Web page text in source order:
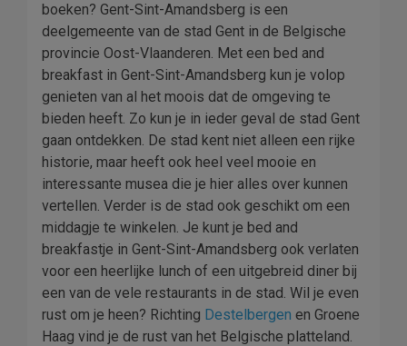
boeken? Gent-Sint-Amandsberg is een
deelgemeente van de stad Gent in de Belgische
provincie Oost-Vlaanderen. Met een bed and
breakfast in Gent-Sint-Amandsberg kun je volop
genieten van al het moois dat de omgeving te
bieden heeft. Zo kun je in ieder geval de stad Gent
gaan ontdekken. De stad kent niet alleen een rijke
historie, maar heeft ook heel veel mooie en
interessante musea die je hier alles over kunnen
vertellen. Verder is de stad ook geschikt om een
middagje te winkelen. Je kunt je bed and
breakfastje in Gent-Sint-Amandsberg ook verlaten
voor een heerlijke lunch of een uitgebreid diner bij
een van de vele restaurants in de stad. Wil je even
rust om je heen? Richting Destelbergen en Groene
Haag vind je de rust van het Belgische platteland.